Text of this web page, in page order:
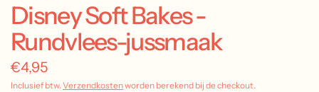
Disney Soft Bakes -
Rundvlees-jussmaak
€4,95
Inclusief btw. Verzendkostenworden berekend bij de checkout.